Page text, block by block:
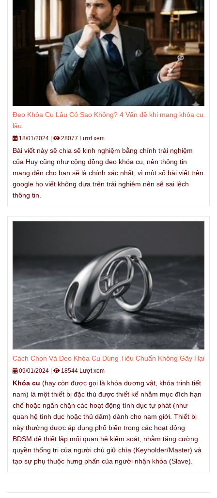
Đeo Khóa Cu Lâu Có Sao Không? 4 Vấn đề khi mang khóa cu
lâu.
18/01/2024 28077 Lượt xem
Bài viết này sẽ chia sẽ kinh nghiệm bằng chính trải nghiệm
của Huy cũng như cộng đồng đeo khóa cu, nên thông tin
mang đến cho bạn sẽ là chính xác nhất, vì một số bài viết trên
google họ viết không dựa trên trải nghiệm nên sẽ sai lệch
thông tin.
Cách Chọn Và Đeo Khóa Cu Đúng Tiêu Chuẩn Không Gây Hại
09/01/2024 18544 Lượt xem
Khóa cu (hay còn được gọi là khóa dương vật, khóa trinh tiết
nam) là một thiết bị đặc thù được thiết kế nhằm mục đích hạn
chế hoặc ngăn chặn các hoạt động tình dục tự phát (như
quan hệ tình dục hoặc thủ dâm) dành cho nam giới. Thiết bị
này thường được áp dụng phổ biến trong các hoạt động
BDSM để thiết lập mối quan hệ kiểm soát, nhằm tăng cường
quyền thống trị của người chủ giữ chìa (Keyholder/Master) và
tạo sự phụ thuộc hưng phấn của người nhận khóa (Slave).